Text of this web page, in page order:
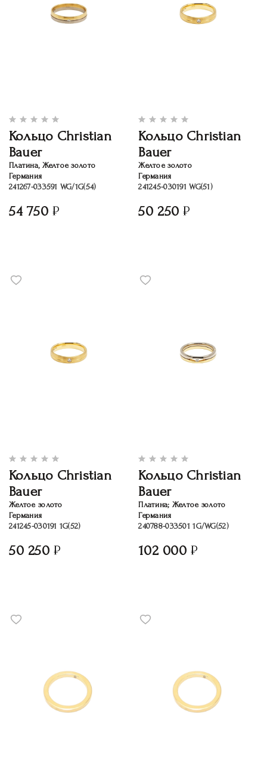
Кольцо Christian
Bauer
Платина, Желтое золото
Германия
241267-033591 WG/1G(54)
54 750
Кольцо Christian
Bauer
Желтое золото
Германия
241245-030191 WG(51)
50 250
Кольцо Christian
Bauer
Желтое золото
Германия
241245-030191 1G(52)
50 250
Кольцо Christian
Bauer
Платина; Желтое золото
Германия
240788-033501 1G/WG(52)
102 000